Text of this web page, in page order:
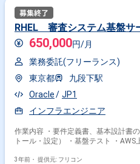
RHEL 審査システム基盤サ
650,000円/月
業務委託(フリーランス)
東京都
九段下駅
Oracle
JP1
インフラエンジニア
作業内容 ・要件定義書、基本設計書
トール・設定） ・基盤テスト ・AWS
3年前・ 提供元: フリコン